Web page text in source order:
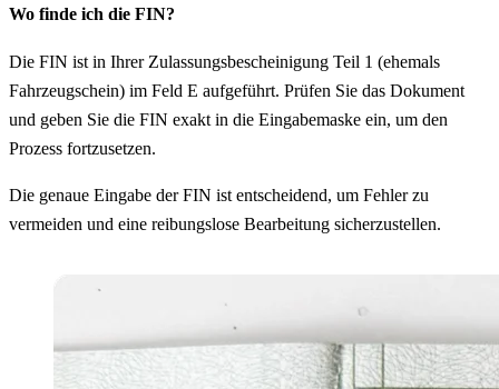
Wo finde ich die FIN?
Die FIN ist in Ihrer Zulassungsbescheinigung Teil 1 (ehemals
Fahrzeugschein) im Feld E aufgeführt. Prüfen Sie das Dokument
und geben Sie die FIN exakt in die Eingabemaske ein, um den
Prozess fortzusetzen.
Die genaue Eingabe der FIN ist entscheidend, um Fehler zu
vermeiden und eine reibungslose Bearbeitung sicherzustellen.